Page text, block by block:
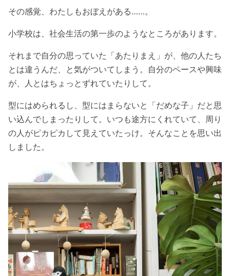
その感覚、わたしもおぼえがある……。
小学校は、社会生活の第一歩のようなところがあります。
それまで自分の思っていた「あたりまえ」が、他の人たち
とは違うんだ、と気がついてしまう。自分のペースや興味
が、人とはちょっとずれていたりして。
型にはめられるし、型にはまらないと「だめな子」だと思
い込んでしまったりして。いつも途方にくれていて、周り
の人がピカピカして見えていたっけ。そんなことを思い出
しました。